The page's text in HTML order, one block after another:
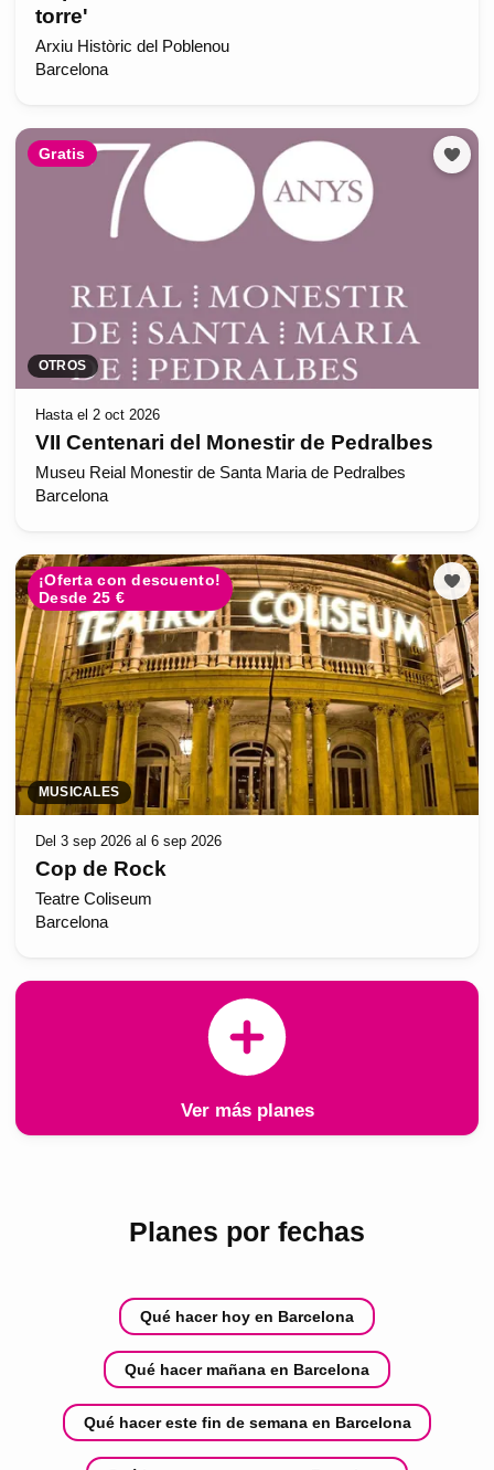
torre'
Arxiu Històric del Poblenou
Barcelona
Gratis
OTROS
Hasta el 2 oct 2026
VII Centenari del Monestir de Pedralbes
Museu Reial Monestir de Santa Maria de Pedralbes
Barcelona
¡Oferta con descuento!
Desde 25 €
MUSICALES
Del 3 sep 2026 al 6 sep 2026
Cop de Rock
Teatre Coliseum
Barcelona
Ver más planes
Planes por fechas
Qué hacer hoy en Barcelona
Qué hacer mañana en Barcelona
Qué hacer este fin de semana en Barcelona